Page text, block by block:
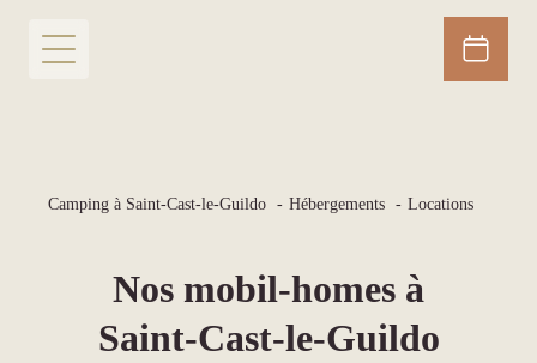
Camping à Saint-Cast-le-Guildo Hébergements Locations
Nos mobil-homes à
Saint-Cast-le-Guildo